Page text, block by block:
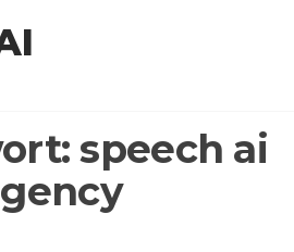
speech ai